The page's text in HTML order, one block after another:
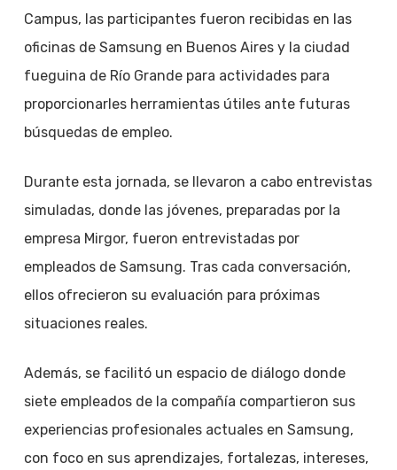
Campus, las participantes fueron recibidas en las
oficinas de Samsung en Buenos Aires y la ciudad
fueguina de Río Grande para actividades para
proporcionarles herramientas útiles ante futuras
búsquedas de empleo.
Durante esta jornada, se llevaron a cabo entrevistas
simuladas, donde las jóvenes, preparadas por la
empresa Mirgor, fueron entrevistadas por
empleados de Samsung. Tras cada conversación,
ellos ofrecieron su evaluación para próximas
situaciones reales.
Además, se facilitó un espacio de diálogo donde
siete empleados de la compañía compartieron sus
experiencias profesionales actuales en Samsung,
con foco en sus aprendizajes, fortalezas, intereses,